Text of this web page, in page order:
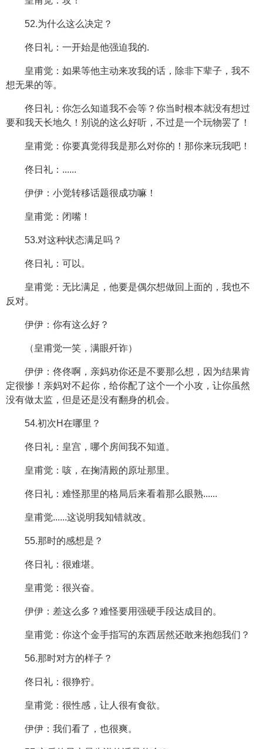
52.为什么这么决定？
佟日礼：一开始是他强迫我的.
皇甫觉：如果等他主动来攻我的话，除非下辈子，我不
想无果的等。
佟日礼：你怎么知道我不会等？你当时根本就没有想过
要和我天长地久！别说的这么好听，不过是一个玩物罢了！
皇甫觉：你要真觉得我是那么对你的！那你来玩我吧！
佟日礼：......
伊伊：小觉转移话题很成功嘛！
皇甫觉：闭嘴！
53.对这种状态满足吗？
佟日礼：可以。
皇甫觉：无比满足，他要是偶尔想做回上面的，我也不
反对。
伊伊：你有这么好？
（皇甫觉一笑，满眼歼诈）
伊伊：佟佟啊，亲妈劝你还是不要那么想，因为结果肯
定很惨！亲妈对不起你，给你配了这个一个小攻，让你虽然
没有做太监，但是还是没有翻身的机会。
54.初次H在哪里？
佟日礼：皇宫，哪个房间我不知道。
皇甫觉：咳，在掬清殿的原址那里。
佟日礼：难怪那里的格局后来看着那么眼熟......
皇甫觉......这说明我知错就改。
55.那时的感想是？
佟日礼：很难堪。
皇甫觉：很兴奋。
伊伊：差这么多？难怪要用强硬手段达成目的。
皇甫觉：你这个金手指写的东西居然还敢来抱怨我们？
56.那时对方的样子？
佟日礼：很狰狞。
皇甫觉：很性感，让人很有食欲。
伊伊：我们看了，也很爽。